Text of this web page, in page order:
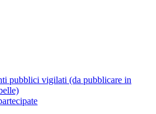
pubblici vigilati (da pubblicare in